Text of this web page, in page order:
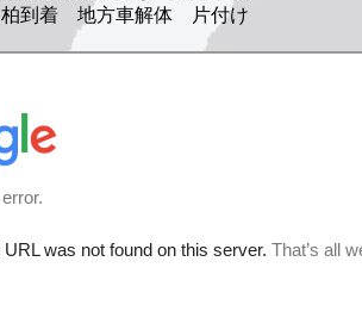
到着 地方車解体 片付け